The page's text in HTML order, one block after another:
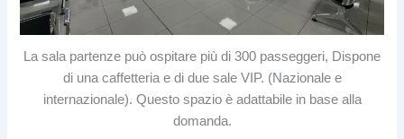
La sala partenze può ospitare più di 300 passeggeri, Dispone
di una caffetteria e di due sale VIP. (Nazionale e
internazionale). Questo spazio è adattabile in base alla
domanda.